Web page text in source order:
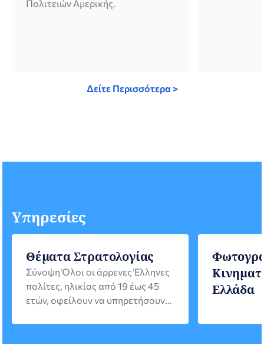
Πολιτειών Αμερικής.
Δείτε Περισσότερα >
Υπηρεσίες
Θέματα Στρατολογίας
Σύνοψη Όλοι οι άρρενες Έλληνες
πολίτες, ηλικίας από 19 έως 45
ετών, οφείλουν να υπηρετήσουν
Ελλάδα